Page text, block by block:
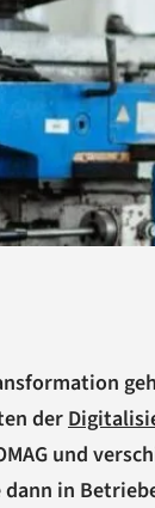
der
und
in